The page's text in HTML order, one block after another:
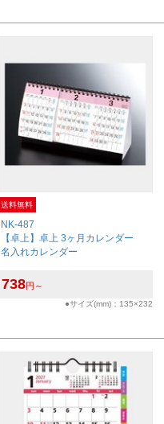
送料無料
NK-487
【卓上】卓上 3ヶ月カレンダー
名入れカレンダー
738円～
●サイズ(mm)：135×232